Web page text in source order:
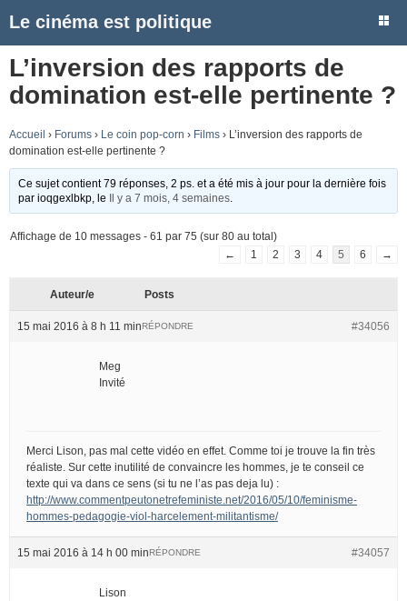
Le cinéma est politique
L’inversion des rapports de
domination est-elle pertinente ?
Accueil › Forums › Le coin pop-corn › Films › L’inversion des rapports de
domination est-elle pertinente ?
Ce sujet contient 79 réponses, 2 ps. et a été mis à jour pour la dernière fois
parioqgexlbkp , le Il y a 7 mois, 4 semaines
Affichage de 10 messages - 61 par 75 (sur 80 au total)
←
1 2 3 4 5 6 →
Auteur/e Posts
15 mai 2016 à 8 h 11 min #34056
RÉPONDRE
Meg
Invité
Merci Lison, pas mal cette vidéo en effet. Comme toi je trouve la fin très
réaliste. Sur cette inutilité de convaincre les hommes, je te conseil ce
texte qui va dans ce sens (si tu ne l’as pas deja lu) :
http://www.commentpeutonetrefeministe.net/2016/05/10/feminisme-
hommes-pedagogie-viol-harcelement-militantisme/
15 mai 2016 à 14 h 00 min #34057
RÉPONDRE
Lison